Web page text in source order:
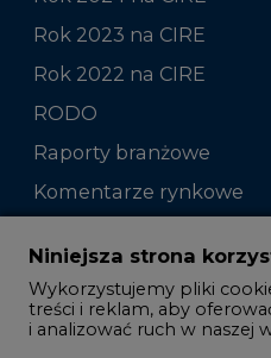
Rok 2023 na CIRE
Rok 2022 na CIRE
RODO
Raporty branżowe
Komentarze rynkowe
Zmiany kadrowe na
Studio CIRE
Rozmowy o energetyce
Niniejsza strona
Wykorzystujemy pliki
treści i reklam, aby
i analizować ruch w naszej